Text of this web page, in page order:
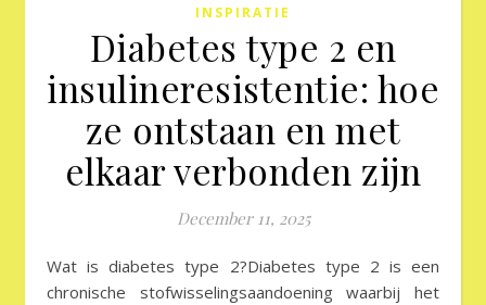
INSPIRATIE
Diabetes type 2 en
insulineresistentie: hoe
ze ontstaan en met
elkaar verbonden zijn
December 11, 2025
Wat is diabetes type 2?Diabetes type 2 is een
chronische stofwisselingsaandoening waarbij het